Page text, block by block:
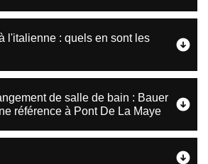
l'italienne : quels en sont les
de salle de bain : Bauer
référence à Pont De La Maye